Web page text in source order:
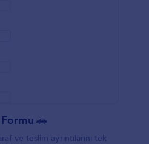
🚗
ve teslim ayrıntılarını tek